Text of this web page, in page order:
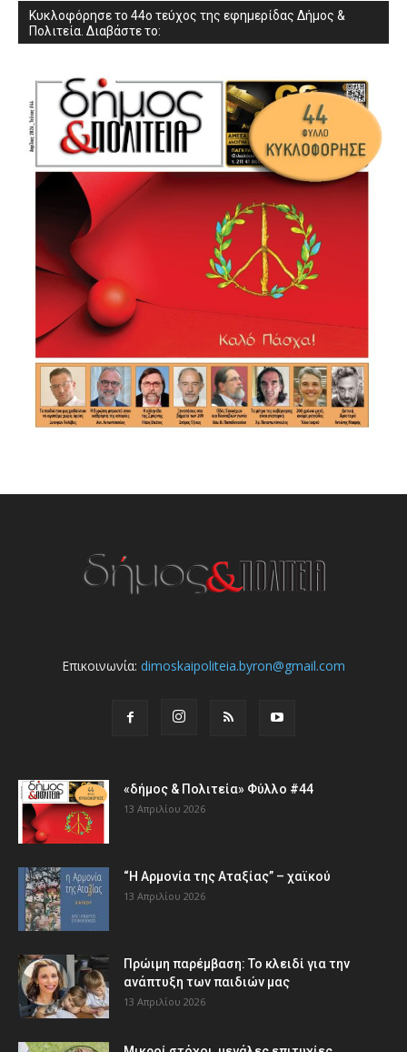
Κυκλοφόρησε το 44ο τεύχος της εφημερίδας Δήμος &
Πολιτεία. Διαβάστε το:
Επικοινωνία: dimoskaipoliteia.byron@gmail.com
«δήμος & Πολιτεία» Φύλλο #44
13 Απριλίου 2026
“Η Αρμονία της Αταξίας” – χαϊκού
13 Απριλίου 2026
Πρώιμη παρέμβαση: Το κλειδί για την
ανάπτυξη των παιδιών µας
13 Απριλίου 2026